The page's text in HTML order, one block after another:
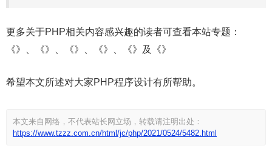
更多关于PHP相关内容感兴趣的读者可查看本站专题：
《》、《》、《》、《》、《》及《》
希望本文所述对大家PHP程序设计有所帮助。
本文来自网络，不代表站长网立场，转载请注明出处：
https://www.tzzz.com.cn/html/jc/php/2021/0524/5482.html